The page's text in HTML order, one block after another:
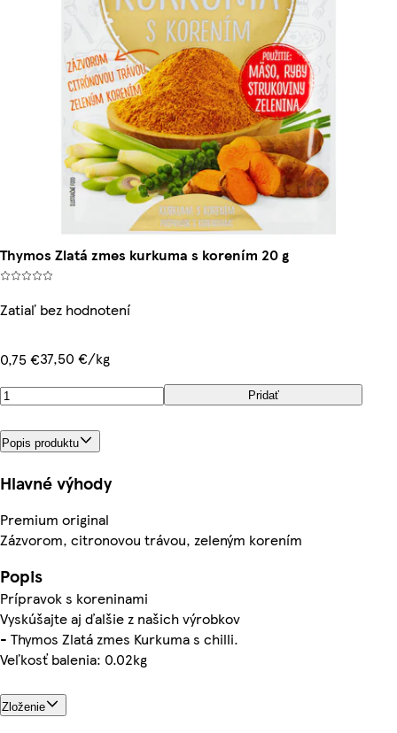
Thymos Zlatá zmes kurkuma s korením 20 g
Zatiaľ bez hodnotení
0,75 €37,50 €/kg
Pridať
Popis produktu
Hlavné výhody
Premium original
Zázvorom, citronovou trávou, zeleným korením
Popis
Prípravok s koreninami
Vyskúšajte aj ďalšie z našich výrobkov
- Thymos Zlatá zmes Kurkuma s chilli.
Veľkosť balenia: 0.02kg
Zloženie